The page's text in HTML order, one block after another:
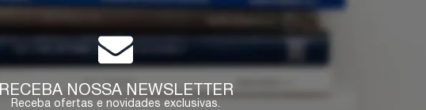
RECEBA NOSSA NEWSLETTER
Receba ofertas e novidades exclusivas.